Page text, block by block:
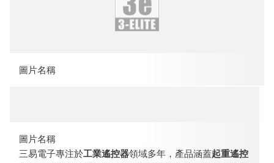
圖片名稱
圖片名稱
三易電子專注於工業遙控器領域多年，產品涵蓋起重遙控